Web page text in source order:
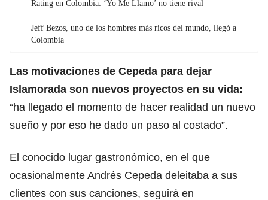
Rating en Colombia: ‘Yo Me Llamo’ no tiene rival
Jeff Bezos, uno de los hombres más ricos del mundo, llegó a
Colombia
Las motivaciones de Cepeda para dejar
Islamorada son nuevos proyectos en su vida:
“ha llegado el momento de hacer realidad un nuevo
sueño y por eso he dado un paso al costado”.
El conocido lugar gastronómico, en el que
ocasionalmente Andrés Cepeda deleitaba a sus
clientes con sus canciones, seguirá en